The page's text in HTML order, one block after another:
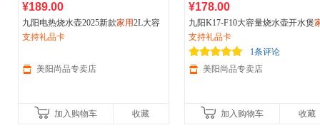
¥189.00
九阳电热烧水壶2025新款家用2L大容
量316L不锈钢
支持礼品卡
美阳尚品专卖店
加入购物车 收藏
¥178.00
九阳K17-F10大容量烧水壶开水煲
办公室用快壶双层保温防烫
支持礼品卡
1条评论
美阳尚品专卖店
加入购物车 收藏